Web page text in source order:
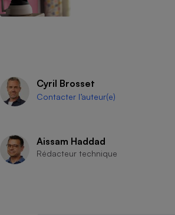
Cyril Brosset
Contacter l’auteur(e)
Aissam Haddad
Rédacteur technique